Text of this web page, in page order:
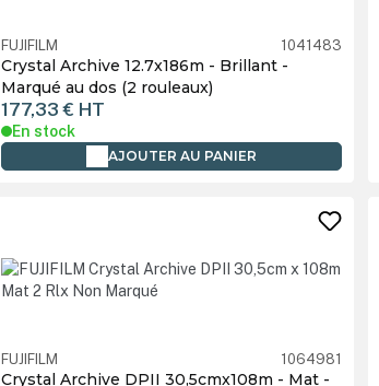
FUJIFILM 1041483
Crystal Archive 12.7x186m - Brillant -
Marqué au dos (2 rouleaux)
177,33 € HT
En stock
AJOUTER AU PANIER
FUJIFILM 1064981
Crystal Archive DPII 30,5cmx108m - Mat -